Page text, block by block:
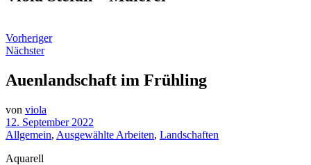
Vorheriger
Nächster
Auenlandschaft im Frühling
von viola
12. September 2022
Allgemein, Ausgewählte Arbeiten, Landschaften
Aquarell